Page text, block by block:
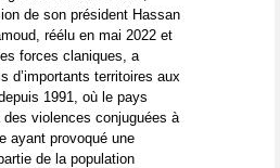
de son président Hassan
réélu en mai 2022 et
forces claniques, a
d’importants territoires aux
1991, où le pays
violences conjuguées à
ayant provoqué une
de la population